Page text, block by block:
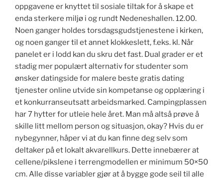
oppgavene er knyttet til sosiale tiltak for å skape et
enda sterkere miljø i og rundt Nedeneshallen. 12.00.
Noen ganger holdes torsdagsgudstjenestene i kirken,
og noen ganger til et annet klokkeslett, f.eks. kl. Når
panelet er i lodd kan du skru det fast. Dual grader er et
stadig mer populært alternativ for studenter som
ønsker datingside for malere beste gratis dating
tjenester online utvide sin kompetanse og opplæring i
et konkurranseutsatt arbeidsmarked. Campingplassen
har 7 hytter for utleie hele året. Man må altså prøve å
skille litt mellom person og situasjon, okay? Hvis du er
nybegynner, håper vi at du kan finne deg selv som
deltaker på et lokalt akvarellkurs. Dette innebærer at
cellene/pikslene i terrengmodellen er minimum 50×50
cm. Alle disse variabler gjør at å bygge gode seil til alle